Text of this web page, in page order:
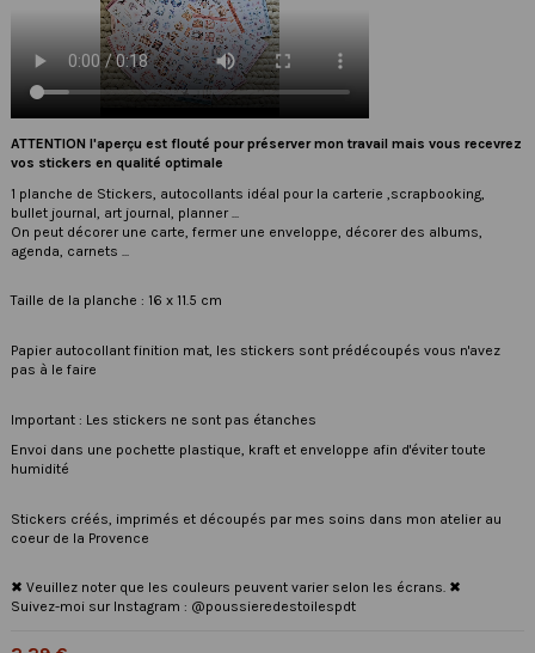
ATTENTION l'aperçu est flouté pour préserver mon travail mais vous recevrez
vos stickers en qualité optimale
1 planche de Stickers, autocollants idéal pour la carterie ,scrapbooking,
bullet journal, art journal, planner ...
On peut décorer une carte, fermer une enveloppe, décorer des albums,
agenda, carnets ...
Taille de la planche : 16 x 11.5 cm
Papier autocollant finition mat, les stickers sont prédécoupés vous n'avez
pas à le faire
Important : Les stickers ne sont pas étanches
Envoi dans une pochette plastique, kraft et enveloppe afin d'éviter toute
humidité
Stickers créés, imprimés et découpés par mes soins dans mon atelier au
coeur de la Provence
✖ Veuillez noter que les couleurs peuvent varier selon les écrans. ✖
Suivez-moi sur Instagram : @poussieredestoilespdt